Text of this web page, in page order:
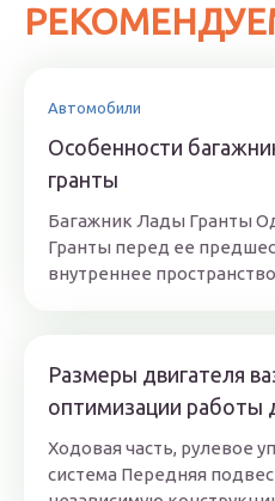
Автомобили
Особенности
гранты
Багажник Лады Гранты
Гранты перед ее
внутреннее
Размеры двигателя
оптимизации работы
Ходовая часть, рулевое
система Передняя